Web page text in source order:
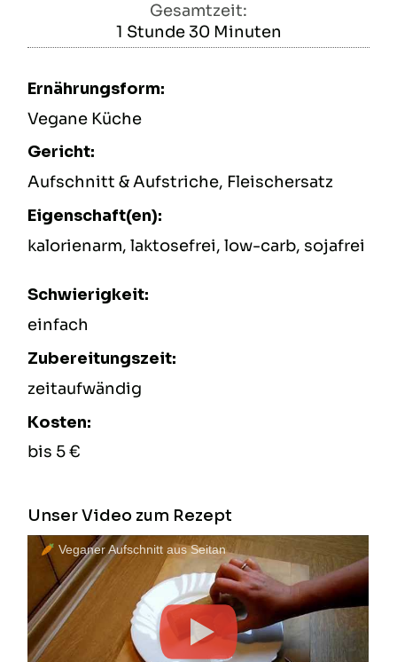
Gesamtzeit:
1 Stunde
Stunde 30Minuten
Minuten
Ernährungsform:
Vegane Küche
Gericht:
Aufschnitt & Aufstriche, Fleischersatz
Eigenschaft(en):
kalorienarm, laktosefrei, low-carb, sojafrei
Schwierigkeit:
einfach
Zubereitungszeit:
zeitaufwändig
Kosten:
bis 5 €
Unser Video zum Rezept
Veganer Aufschnitt aus Seitan